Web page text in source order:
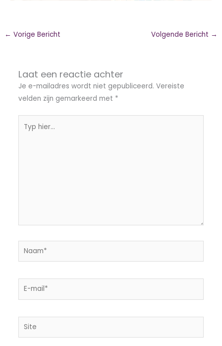
← Vorige Bericht Volgende Bericht →
Laat een reactie achter
Je e-mailadres wordt niet gepubliceerd. Vereiste
velden zijn gemarkeerd met *
hier...
Naam*
E-
Site